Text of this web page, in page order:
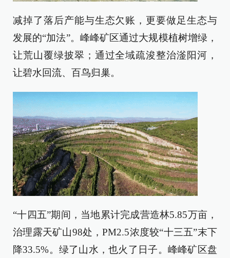
减掉了落后产能与生态欠账，更要做足生态与
发展的“加法”。峰峰矿区通过大规模植树增绿，
让荒山覆绿披翠；通过全域疏浚整治滏阳河，
让碧水回流、百鸟归巢。
“十四五”期间，当地累计完成营造林5.85万亩，
治理露天矿山98处，PM2.5浓度较“十三五”末下
降33.5%。绿了山水，也火了日子。峰峰矿区盘